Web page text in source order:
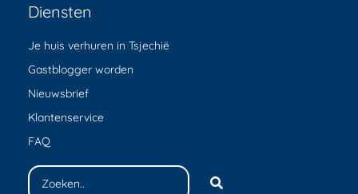
Diensten
Je huis verhuren in Tsjechië
Gastblogger worden
Nieuwsbrief
Klantenservice
FAQ